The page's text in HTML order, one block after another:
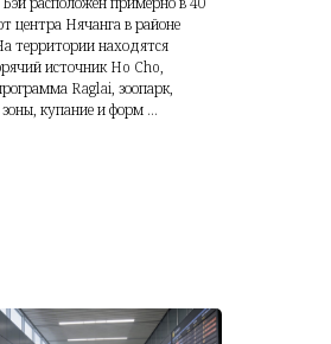
центра Нячанга в районе
территории находятся
источник Ho Cho,
Raglai, зоопарк,
купание и форм ...